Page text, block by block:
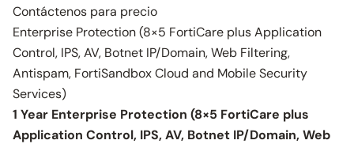
Contáctenos para precio
Enterprise Protection (8×5 FortiCare plus Application
Control, IPS, AV, Botnet IP/Domain, Web Filtering,
Antispam, FortiSandbox Cloud and Mobile Security
Services)
1 Year Enterprise Protection (8×5 FortiCare plus
Application Control, IPS, AV, Botnet IP/Domain, Web